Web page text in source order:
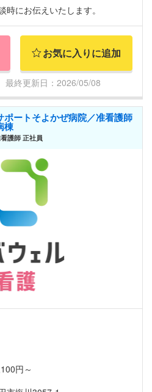
時にお伝えいたします。
お気に入りに追加
終更新日：2026/05/08
ートそよかぜ病院／准看護師
棟
護師 正社員
円～